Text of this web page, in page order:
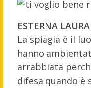
ESTERNA
La spiagia è il
hanno
arrabbiata
difesa quando è